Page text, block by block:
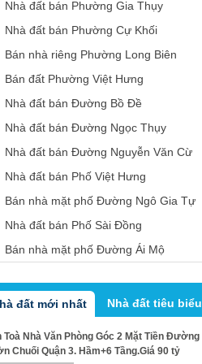
Nhà đất bán Phường Gia Thụy
Nhà đất bán Phường Cự Khối
Bán nhà riêng Phường Long Biên
Bán đất Phường Việt Hưng
Nhà đất bán Đường Bồ Đề
Nhà đất bán Đường Ngọc Thụy
Nhà đất bán Đường Nguyễn Văn Cừ
Nhà đất bán Phố Việt Hưng
Bán nhà mặt phố Đường Ngô Gia Tự
Nhà đất bán Phố Sài Đồng
Bán nhà mặt phố Đường Ái Mộ
đất mới nhất Nhà đất tiêu biểu
Toà Nhà Văn Phòng Góc 2 Mặt Tiền Đường
Chuối Quận 3. Hầm+6 Tầng.Giá 90 tỷ